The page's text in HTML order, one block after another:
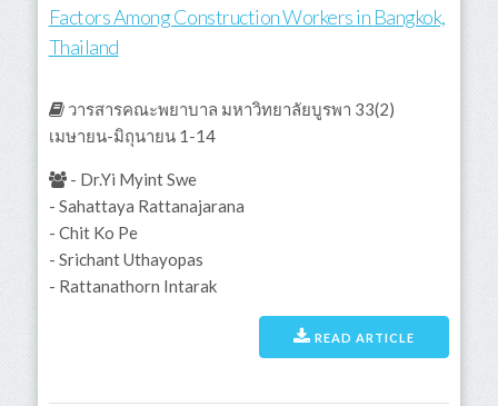
Factors Among Construction Workers in Bangkok,
Thailand
วารสารคณะพยาบาล มหาวิทยาลัยบูรพา 33(2)
เมษายน-มิถุนายน 1-14
- Dr.Yi Myint Swe
- Sahattaya Rattanajarana
- Chit Ko Pe
- Srichant Uthayopas
- Rattanathorn Intarak
READ ARTICLE